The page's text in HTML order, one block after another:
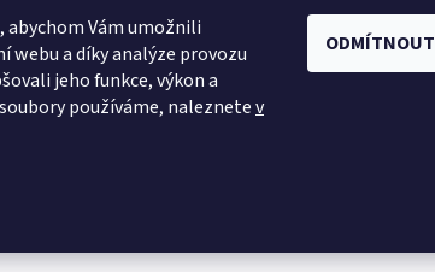
info@
Sledujte nás na Facebooku
abychom Vám umožnili
webu a díky analýze provozu
jeho funkce, výkon a
používáme, naleznetev
ODMÍTNOUT